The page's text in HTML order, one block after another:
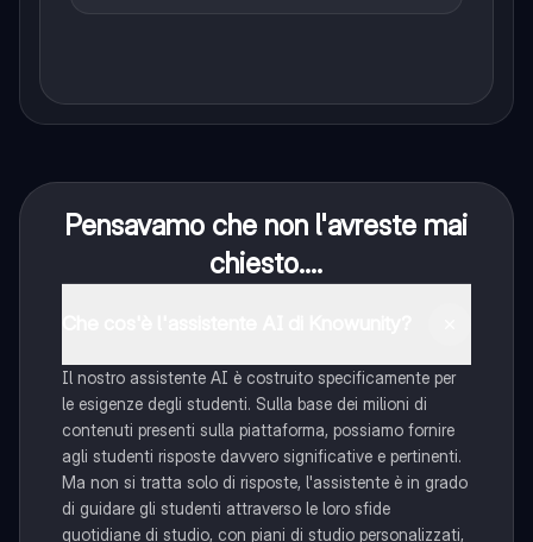
Pensavamo che non l'avreste mai
chiesto....
Il nostro assistente AI è costruito specificamente per
le esigenze degli studenti. Sulla base dei milioni di
contenuti presenti sulla piattaforma, possiamo fornire
agli studenti risposte davvero significative e pertinenti.
Ma non si tratta solo di risposte, l'assistente è in grado
di guidare gli studenti attraverso le loro sfide
quotidiane di studio, con piani di studio personalizzati,